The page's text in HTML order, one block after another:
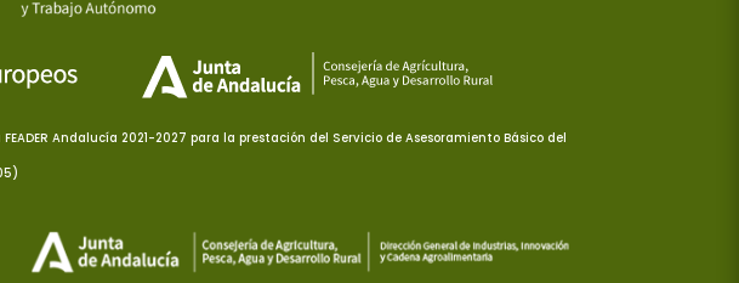
Andalucía 2021-2027 para la prestación del Servicio de Asesoramiento Básico del